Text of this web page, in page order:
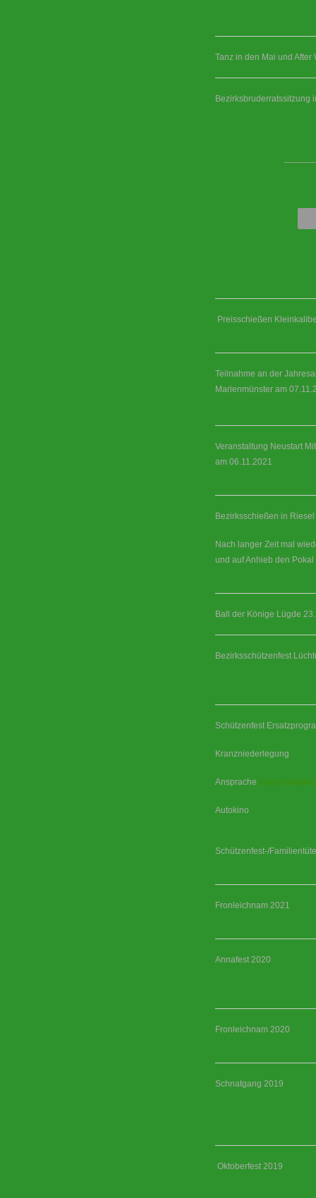
Tanz in den Mai und After
Bezirksbruderratssitzung
Preisschießen
Teilnahme an der
Marienmünster am
Veranstaltung Neustart
am 06.11.2021
Bezirksschießen in
Nach langer Zeit mal
und auf Anhieb den
Ball der Könige Lügde
Bezirksschützenfest
Schützenfest
Kranzniederlegung
Ansprache
Autokino
Schützenfest-/
Fronleichnam 2021
Annafest 2020
Fronleichnam 2020
Schnatgang 2019
Oktoberfest 2019